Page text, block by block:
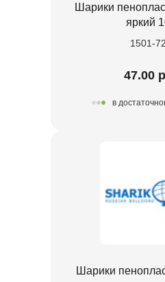
Шарики
яркий
1501-
47.00
в
Шарики